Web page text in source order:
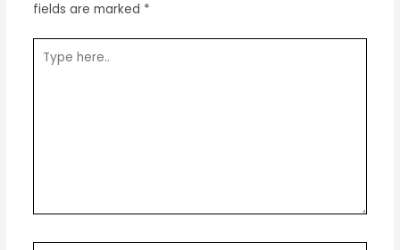
fields are marked *
here..